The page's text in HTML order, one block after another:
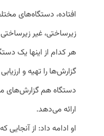
زیرساختی، غیر
هر کدام از اینها یک
گزارش‌ها را تهیه و
دستگاه هم گزارش‌های
ارائه می‌دهد.
او ادامه داد: از